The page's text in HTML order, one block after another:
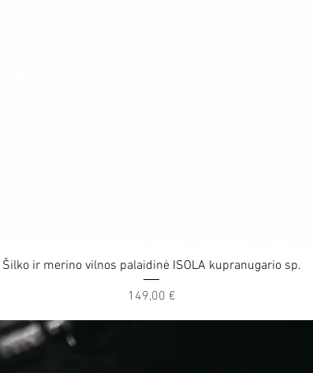
Quick View
Šilko ir merino vilnos palaidinė ISOLA kupranugario sp.
Price
149,00 €